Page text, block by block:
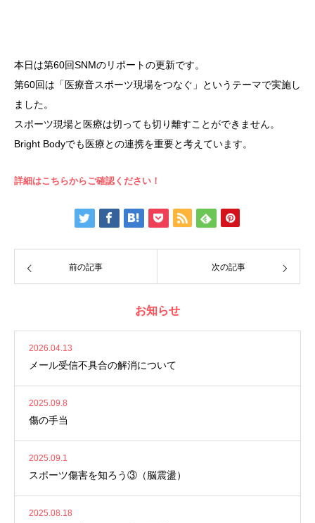
本日は第60回SNMのリポートの更新です。
第60回は「医療音スポーツ現場をつなぐ」というテーマで実施し
ました。
スポーツ現場と医療は切っても切り離すことができません。
Bright Bodyでも医療との連携を重要と考えています。
詳細はこちらからご確認ください！
前の記事 次の記事
お知らせ
2026.04.13
メール受信不具合の解消について
2025.09.8
傷の手当
2025.09.1
スポーツ傷害を知ろう③（脳震盪）
2025.08.18